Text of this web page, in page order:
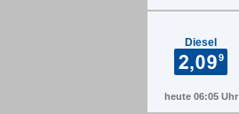
Diesel
heute 06:05 Uhr